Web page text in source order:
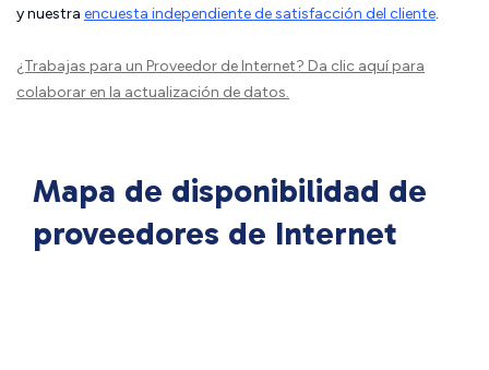
y nuestra encuesta independiente de satisfacción del cliente.
¿Trabajas para un Proveedor de Internet? Da clic aquípara
colaborar en la actualización de datos.
Mapa de disponibilidad de
proveedores de Internet